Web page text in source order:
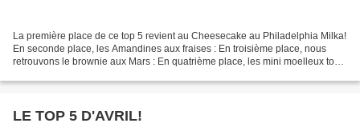
La première place de ce top 5 revient au Cheesecake au Philadelphia Milka!
En seconde place, les Amandines aux fraises : En troisième place, nous
retrouvons le brownie aux Mars : En quatrième place, les mini moelleux tout
LE TOP 5 D'AVRIL!